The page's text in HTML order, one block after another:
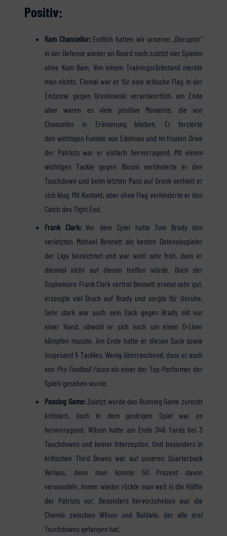
Positiv:
Kam Chancellor:Endlich hatten wir unseren „Disruptor“
in der Defense wieder an Board nach zuletzt vier Spielen
ohne Kam Bam. Von einem Trainingsrückstand merkte
man nichts. Einmal war er für eine kritische Flag in der
Endzone gegen Gronkowski verantwortlich, am Ende
aber waren es viele positive Momente, die von
Chancellor in Erinnerung blieben. Er forcierte
den wichtigen Fumble von Edelman und im finalen Drive
der Patriots war er einfach hervorragend. Mit einem
wichtigen Tackle gegen Blount verhinderte er den
Touchdown und beim letzten Pass auf Gronk verhielt er
sich klug. Mit Kontakt, aber ohne Flag verhinderte er den
Catch des Tight End.
Frank Clark: Vor dem Spiel hatte Tom Brady den
verletzten Michael Bennett als besten Defensivspieler
der Liga bezeichnet und war wohl sehr froh, dass er
diesmal nicht auf diesen treffen würde. Doch der
Sophomore Frank Clark vertrat Bennett erneut sehr gut,
erzeugte viel Druck auf Brady und sorgte für Unruhe.
Sehr stark war auch sein Sack gegen Brady mit nur
einer Hand, obwohl er sich noch um einen O-Liner
kämpfen musste. Am Ende hatte er diesen Sack sowie
insgesamt 5 Tackles. Wenig überraschend, dass er auch
von Pro Football Focusals einer der Top-Performer der
Spiels gesehen wurde.
Passing Game:Zuletzt wurde das Running Game zurecht
kritisiert, doch in dem gestrigen Spiel war es
hervorragend. Wilson hatte am Ende 348 Yards bei 3
Touchdowns und keiner Interception. Und besonders in
kritischen Third Downs war auf unseren Quarterback
Verlass, denn man konnte 50 Prozent davon
verwandeln. Immer wieder rückte man weit in die Hälfte
der Patriots vor. Besonders hervorzuheben war die
Chemie zwischen Wilson und Baldwin, der alle drei
Touchdowns gefangen hat.